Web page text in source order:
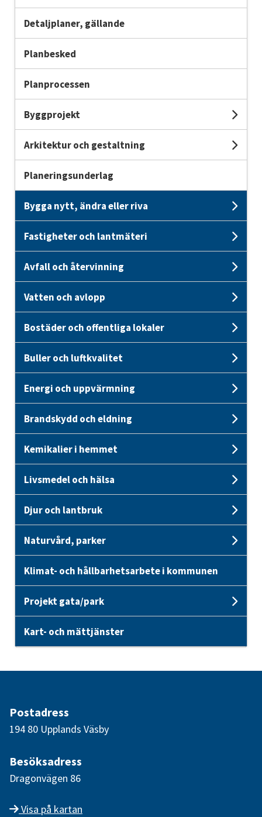
Detaljplaner, gällande
Planbesked
Planprocessen
Byggprojekt
Arkitektur och gestaltning
Planeringsunderlag
Bygga nytt, ändra eller riva
Fastigheter och lantmäteri
Avfall och återvinning
Vatten och avlopp
Bostäder och offentliga lokaler
Buller och luftkvalitet
Energi och uppvärmning
Brandskydd och eldning
Kemikalier i hemmet
Livsmedel och hälsa
Djur och lantbruk
Naturvård, parker
Klimat- och hållbarhetsarbete i kommunen
Projekt gata/park
Kart- och mättjänster
Postadress
194 80 Upplands Väsby
Besöksadress
Dragonvägen 86
Visa på kartan